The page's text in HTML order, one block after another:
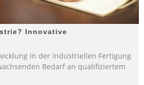
Innovative
in der industriellen Fertigung
Bedarf an qualifiziertem